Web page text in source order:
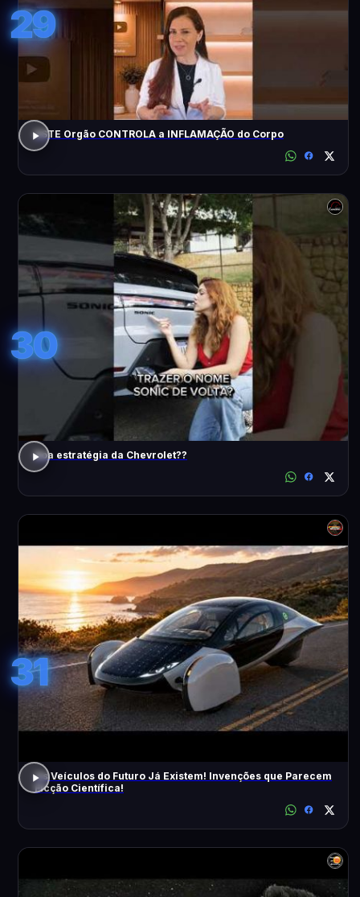
29
ESTE Orgão CONTROLA a INFLAMAÇÃO do Corpo
30
Boa estratégia da Chevrolet??
31
Os Veículos do Futuro Já Existem! Invenções que Parecem
Ficção Científica!